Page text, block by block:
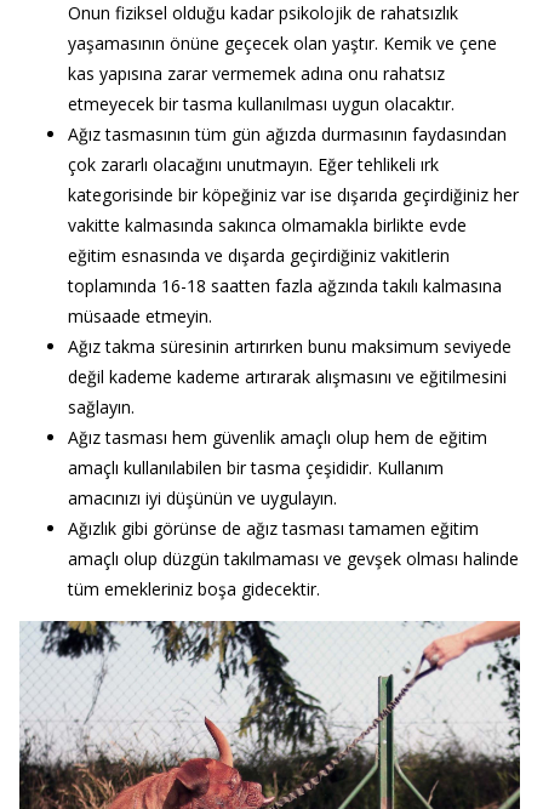
Onun fiziksel olduğu kadar psikolojik de rahatsızlık
yaşamasının önüne geçecek olan yaştır. Kemik ve çene
kas yapısına zarar vermemek adına onu rahatsız
etmeyecek bir tasma kullanılması uygun olacaktır.
Ağız tasmasının tüm gün ağızda durmasının faydasından
çok zararlı olacağını unutmayın. Eğer tehlikeli ırk
kategorisinde bir köpeğiniz var ise dışarıda geçirdiğiniz her
vakitte kalmasında sakınca olmamakla birlikte evde
eğitim esnasında ve dışarda geçirdiğiniz vakitlerin
toplamında 16-18 saatten fazla ağzında takılı kalmasına
müsaade etmeyin.
Ağız takma süresinin artırırken bunu maksimum seviyede
değil kademe kademe artırarak alışmasını ve eğitilmesini
sağlayın.
Ağız tasması hem güvenlik amaçlı olup hem de eğitim
amaçlı kullanılabilen bir tasma çeşididir. Kullanım
amacınızı iyi düşünün ve uygulayın.
Ağızlık gibi görünse de ağız tasması tamamen eğitim
amaçlı olup düzgün takılmaması ve gevşek olması halinde
tüm emekleriniz boşa gidecektir.